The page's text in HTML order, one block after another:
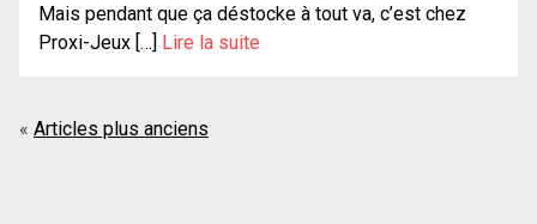
Mais pendant que ça déstocke à tout va, c’est chez
Proxi-Jeux […] Lire la suite
Navigation
Articles plus anciens